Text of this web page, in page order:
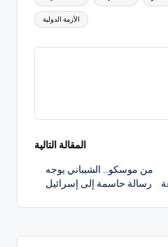
الأزمة الدولية
المقالة التالية
من موسكو.. الشيباني يوجه
رسالة حاسمة إلى إسرائيل